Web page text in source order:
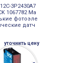
3P2430A7
1067782 Ма
фотоэле
датч
уточнить цену